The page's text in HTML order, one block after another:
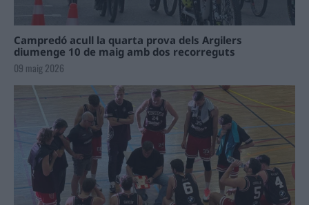
Campredó acull la quarta prova dels Argilers
diumenge 10 de maig amb dos recorreguts
09 maig 2026